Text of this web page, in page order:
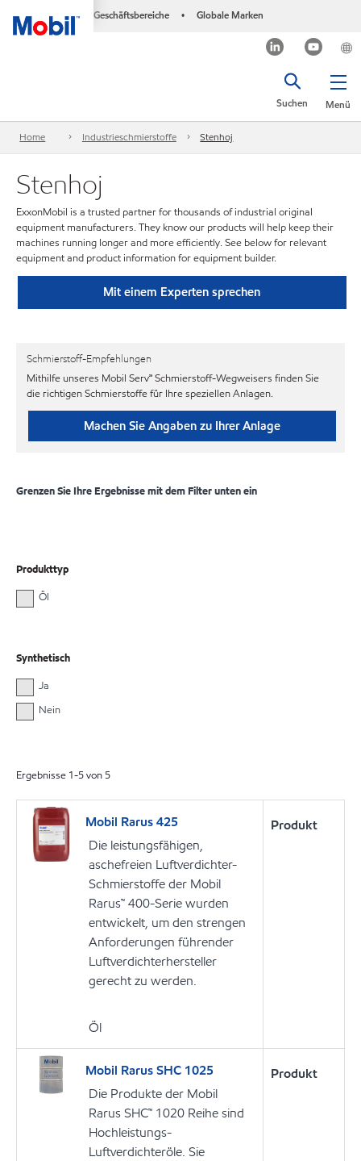
Geschäftsbereiche • Globale Marken
Menü
Suchen
Home Industrieschmierstoffe Stenhoj
Stenhoj
ExxonMobil is a trusted partner for thousands of industrial original
equipment manufacturers. They know our products will help keep their
machines running longer and more efficiently. See below for relevant
equipment and product information for equipment builder.
Mit einem Experten sprechen
Schmierstoff-Empfehlungen
Mithilfe unseres Mobil Serv℠ Schmierstoff-Wegweisers finden Sie
die richtigen Schmierstoffe für Ihre speziellen Anlagen.
Machen Sie Angaben zu Ihrer Anlage
Grenzen Sie Ihre Ergebnisse mit dem Filter unten ein
Produkttyp
Öl
Synthetisch
Ja
Nein
Ergebnisse 1-5von 5
Mobil Rarus 425
Die leistungsfähigen,
aschefreien Luftverdichter-
Schmierstoffe der Mobil
Rarus™ 400-Serie wurden
entwickelt, um den strengen
Anforderungen führender
Luftverdichterhersteller
gerecht zu werden.
Öl
Produkt
Mobil Rarus SHC 1025
Die Produkte der Mobil
Rarus SHC™ 1020 Reihe sind
Hochleistungs-
Luftverdichteröle. Sie
Produkt